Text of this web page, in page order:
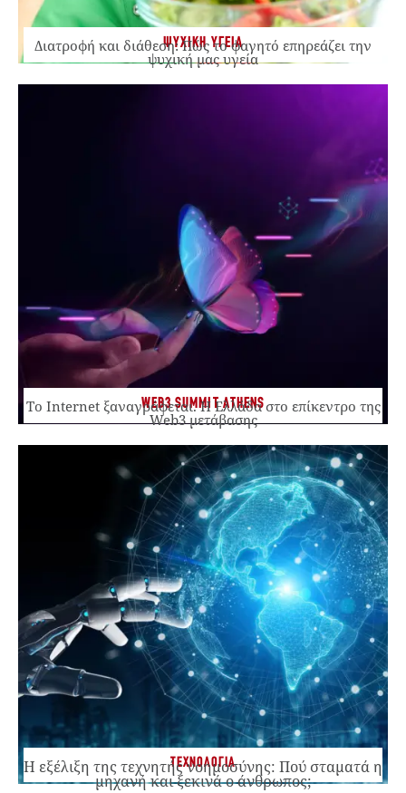
ΨΥΧΙΚΗ ΥΓΕΙΑ
Διατροφή και διάθεση: Πώς το φαγητό επηρεάζει την
ψυχική μας υγεία
WEB3 SUMMIT ATHENS
Το Internet ξαναγράφεται. Η Ελλάδα στο επίκεντρο της
Web3 μετάβασης
ΤΕΧΝΟΛΟΓΙΑ
Η εξέλιξη της τεχνητής νοημοσύνης: Πού σταματά η
μηχανή και ξεκινά ο άνθρωπος;